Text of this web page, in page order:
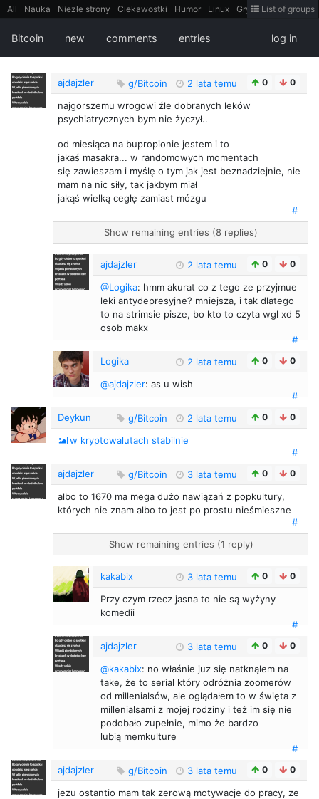
All Nauka Niezłe strony Ciekawostki Humor Linux Gry
Teh
Bezpieczeństwo
Książki Sugestie FotoHistoria
Truelolcontent
FilmyDokumentalne
gify
Cytaty Mapy Film Android itt Tradycyjne gry
List of groups
Bitcoin new comments entries log in
ajdajzler g/Bitcoin 2 lata temu 0 0
najgorszemu wrogowi źle dobranych leków
psychiatrycznych bym nie życzył..
od miesiąca na bupropionie jestem i to
jakaś masakra... w randomowych momentach
się zawieszam i myślę o tym jak jest beznadziejnie, nie
mam na nic siły, tak jakbym miał
jakąś wielką cegłę zamiast mózgu
#
Show remaining entries (8 replies)
ajdajzler 2 lata temu 0 0
@Logika: hmm akurat co z tego ze przyjmue
leki antydepresyjne? mniejsza, i tak dlatego
to na strimsie pisze, bo kto to czyta wgl xd 5
osob makx
#
Logika
2 lata temu 0 0
@ajdajzler: as u wish
#
Deykun
g/Bitcoin 2 lata temu 0 0
w kryptowalutach stabilnie
#
ajdajzler
g/Bitcoin 3 lata temu 0 0
albo to 1670 ma mega dużo nawiązań z popkultury,
których nie znam albo to jest po prostu nieśmieszne
#
Show remaining entries (1 reply)
kakabix 3 lata temu 0 0
Przy czym rzecz jasna to nie są wyżyny
komedii
#
ajdajzler
3 lata temu 0 0
@kakabix: no właśnie juz się natknąłem na
take, że to serial który odróżnia zoomerów
od millenialsów, ale oglądałem to w święta z
millenialsami z mojej rodziny i też im się nie
podobało zupełnie, mimo że bardzo
lubią memkulture
#
ajdajzler
g/Bitcoin 3 lata temu 0 0
jezu ostantio mam tak zerową motywacje do pracy, ze